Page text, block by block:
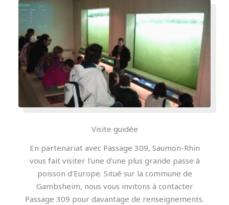
Visite guidée
En partenariat avec Passage 309, Saumon-Rhin
vous fait visiter l'une d'une plus grande passe à
poisson d'Europe. Situé sur la commune de
Gambsheim, nous vous invitons à contacter
Passage 309 pour davantage de renseignements.